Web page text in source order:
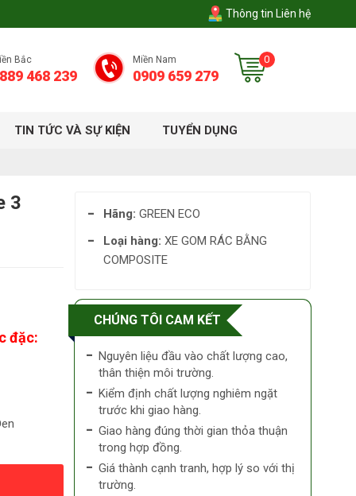
Thông tin Liên hệ
Bắc
468 239
Miền Nam
0909 659 279
0
TIN TỨC VÀ SỰ KIỆN TUYỂN DỤNG
3
đặc:
Hãng: GREEN ECO
Loại hàng: XE GOM RÁC BẰNG
COMPOSITE
CHÚNG TÔI CAM KẾT
Nguyên liệu đầu vào chất lượng cao,
thân thiện môi trường.
Kiểm định chất lượng nghiêm ngặt
trước khi giao hàng.
Giao hàng đúng thời gian thỏa thuận
trong hợp đồng.
Giá thành cạnh tranh, hợp lý so với thị
trường.